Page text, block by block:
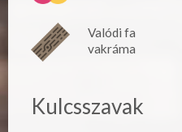
Valódi fa
vakráma
Kulcsszavak